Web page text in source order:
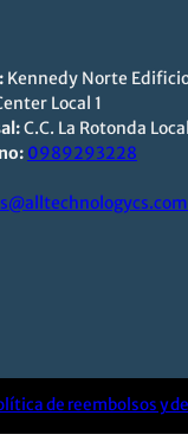
Kennedy Norte
Local 1
C.C. La Rotonda
0989293228
de reembolsos y